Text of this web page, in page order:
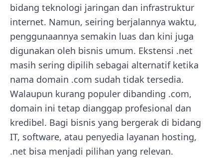
bidang teknologi jaringan dan infrastruktur
internet. Namun, seiring berjalannya waktu,
penggunaannya semakin luas dan kini juga
digunakan oleh bisnis umum. Ekstensi .net
masih sering dipilih sebagai alternatif ketika
nama domain .com sudah tidak tersedia.
Walaupun kurang populer dibanding .com,
domain ini tetap dianggap profesional dan
kredibel. Bagi bisnis yang bergerak di bidang
IT, software, atau penyedia layanan hosting,
.net bisa menjadi pilihan yang relevan.